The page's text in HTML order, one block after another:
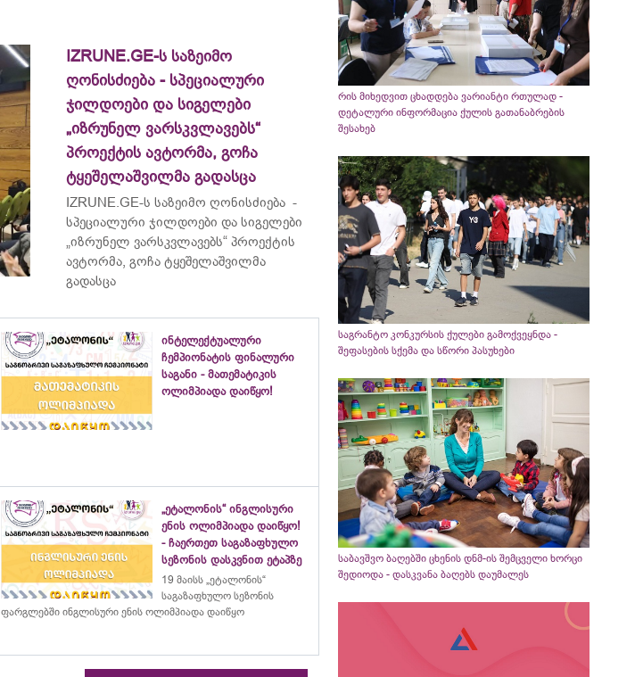
IZRUNE.GE-ს საზეიმო
ღონისძიება - სპეციალური
ჯილდოები და სიგელები
„იზრუნელ ვარსკვლავებს“
პროექტის ავტორმა, გოჩა
ტყეშელაშვილმა გადასცა
IZRUNE.GE-ს საზეიმო ღონისძიება -
სპეციალური ჯილდოები და სიგელები
„იზრუნელ ვარსკვლავებს“ პროექტის
ავტორმა, გოჩა ტყეშელაშვილმა
გადასცა
ინტელექტუალური
ჩემპიონატის ფინალური
საგანი - მათემატიკის
ოლიმპიადა დაიწყო!
„ეტალონის“ ინგლისური
ენის ოლიმპიადა დაიწყო!
- ჩაერთეთ საგაზაფხულო
სეზონის დასკვნით ეტაპზე
19 მაისს „ეტალონის“
საგაზაფხულო სეზონის
ფარგლებში ინგლისური ენის ოლიმპიადა დაიწყო
რის მიხედვით ცხადდება ვარიანტი რთულად -
დეტალური ინფორმაცია ქულის გათანაბრების
შესახებ
საგრანტო კონკურსის ქულები გამოქვეყნდა -
შეფასების სქემა და სწორი პასუხები
საბავშვო ბაღებში ცხენის დნმ-ის შემცველი ხორცი
შედიოდა - დასკვანა ბაღებს დაუმალეს